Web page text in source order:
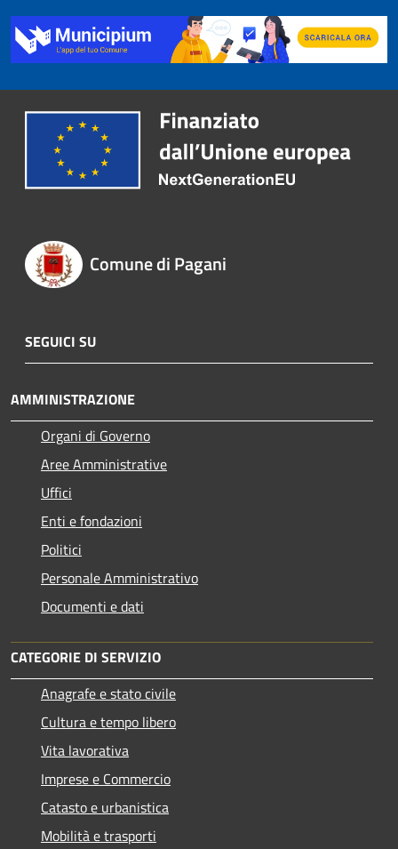
Comune di Pagani
SEGUICI SU
AMMINISTRAZIONE
Organi di Governo
Aree Amministrative
Uffici
Enti e fondazioni
Politici
Personale Amministrativo
Documenti e dati
CATEGORIE DI SERVIZIO
Anagrafe e stato civile
Cultura e tempo libero
Vita lavorativa
Imprese e Commercio
Catasto e urbanistica
Mobilità e trasporti